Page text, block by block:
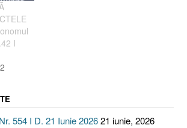
I
554 I D. 21 Iunie 202621 iunie, 2026